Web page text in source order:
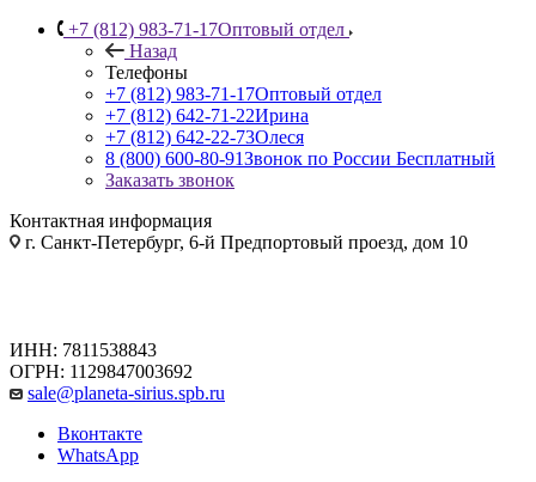
+7 (812) 983-71-17Оптовый отдел
Назад
Телефоны
+7 (812) 983-71-17Оптовый отдел
+7 (812) 642-71-22Ирина
+7 (812) 642-22-73Олеся
8 (800) 600-80-91Звонок по России Бесплатный
Заказать звонок
Контактная информация
г. Санкт-Петербург, 6-й Предпортовый проезд, дом 10
ИНН: 7811538843
ОГРН: 1129847003692
sale@planeta-sirius.spb.ru
Вконтакте
WhatsApp